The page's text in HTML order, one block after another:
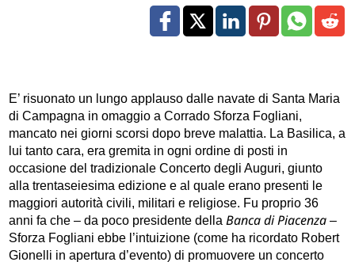
E’ risuonato un lungo applauso dalle navate di Santa Maria
di Campagna in omaggio a Corrado Sforza Fogliani,
mancato nei giorni scorsi dopo breve malattia. La Basilica, a
lui tanto cara, era gremita in ogni ordine di posti in
occasione del tradizionale Concerto degli Auguri, giunto
alla trentaseiesima edizione e al quale erano presenti le
maggiori autorità civili, militari e religiose. Fu proprio 36
anni fa che – da poco presidente della Banca di Piacenza –
Sforza Fogliani ebbe l’intuizione (come ha ricordato Robert
Gionelli in apertura d’evento) di promuovere un concerto